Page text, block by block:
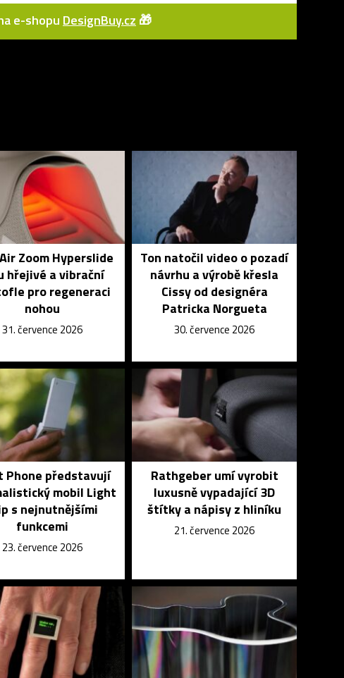
e-shopu DesignBuy.cz 🎁
Zoom Hyperslide
hřejivé a vibrační
pro regeneraci
nohou
31. července 2026
Ton natočil video o pozadí
návrhu a výrobě křesla
Cissy od designéra
Patricka Norgueta
30. července 2026
Phone představují
mobil Light
s nejnutnějšími
funkcemi
23. července 2026
Rathgeber umí vyrobit
luxusně vypadající 3D
štítky a nápisy z hliníku
21. července 2026